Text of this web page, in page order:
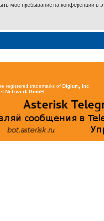
моё пребывание на конференции в
registered trademarks of Digium, Inc.
Netzwerk GmbH